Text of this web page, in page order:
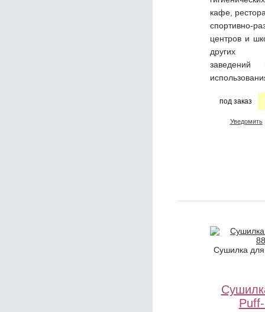
кафе,
спортивно-
центров и
других
под заказ
Уведомить
Сушилка